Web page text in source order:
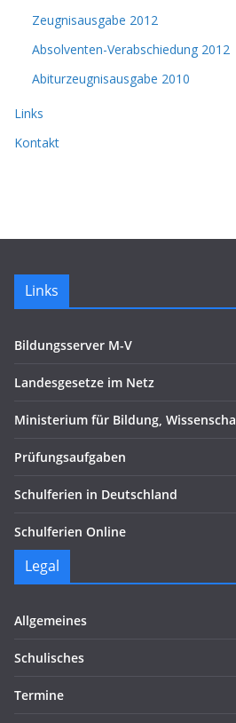
Zeugnisausgabe 2012
Absolventen-Verabschiedung 2012
Abiturzeugnisausgabe 2010
Links
Kontakt
Links
Bildungsserver M-V
Landesgesetze im Netz
Ministerium für Bildung,
Prüfungsaufgaben
Schulferien in Deutschland
Schulferien Online
Legal
Allgemeines
Schulisches
Termine